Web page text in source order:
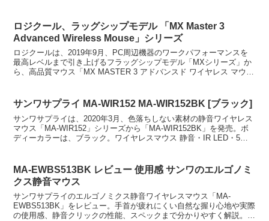
ロジクール、ラッグシップモデル 「MX Master 3
Advanced Wireless Mouse」シリーズ
ロジクールは、2019年9月、PC周辺機器のワークパフォーマンスを
最高レベルまで引き上げるフラッグシップモデル「MXシリーズ」か
ら、高品質マウス「MX MASTER 3 アドバンスド ワイヤレス マウ
サンワサプライ MA-WIR152 MA-WIR152BK [ブラック]
サンワサプライは、2020年3月、色落ちしない素材の静音ワイヤレス
マウス「MA-WIR152」シリーズから「MA-WIR152BK」を発売。ボ
ディーカラーは、ブラック。ワイヤレスマウス 静音・IR LED・5ボ
MA-EWBS513BK レビュー 使用感 サンワのエルゴノミ
クス静音マウス
サンワサプライのエルゴノミクス静音ワイヤレスマウス「MA-
EWBS513BK」をレビュー。手首が疲れにくい自然な握り心地や実際
の使用感、静音クリックの性能、スペックまで分かりやすく解説。手